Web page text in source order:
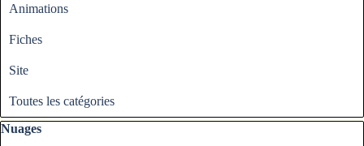
Animations
Fiches
Site
Toutes les catégories
Sauter le bloc Nuages
Nuages